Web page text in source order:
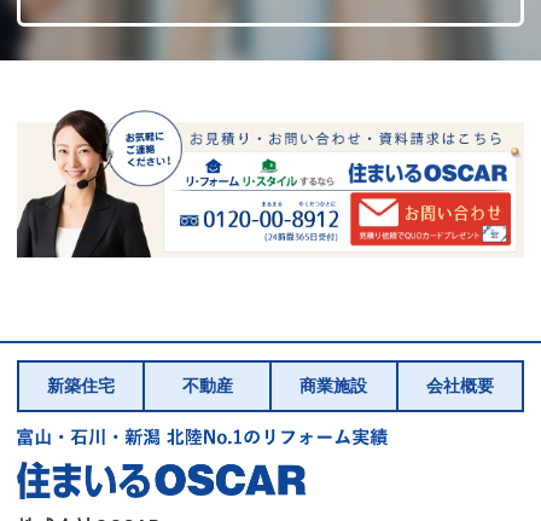
新築住宅 不動産 商業施設 会社概要